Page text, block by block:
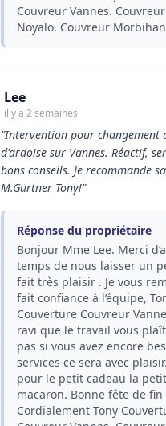
Couvreur Vannes.
Noyalo. Couvreur
Lee
il y a 2 semaines
"Intervention pour changement
d'ardoise sur Vannes. Réactif,
bons conseils. Je recommande
M.Gurtner Tony!"
Réponse du propriétaire
Bonjour Mme Lee. Merci
temps de nous laisser un
fait très plaisir . Je vous
fait confiance à l’équipe,
Couverture Couvreur
ravi que le travail vous
pas si vous avez encore
services ce sera avec
pour le petit cadeau la
macaron. Bonne fête de fin
Cordialement Tony